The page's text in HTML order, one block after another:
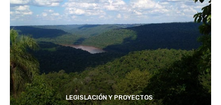
LEGISLACIÓN Y PROYECTOS